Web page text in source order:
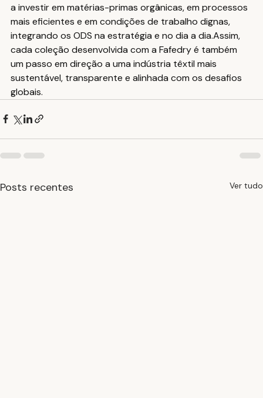
a investir em matérias-primas orgânicas, em processos
mais eficientes e em condições de trabalho dignas,
integrando os ODS na estratégia e no dia a dia.Assim,
cada coleção desenvolvida com a Fafedry é também
um passo em direção a uma indústria têxtil mais
sustentável, transparente e alinhada com os desafios
globais.
Posts recentes Ver tudo